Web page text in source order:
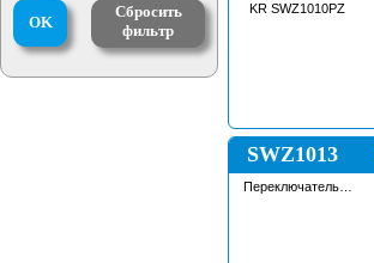
OK
Сбросить
фильтр
KR SWZ1010PZ
SWZ1013
Переключатель